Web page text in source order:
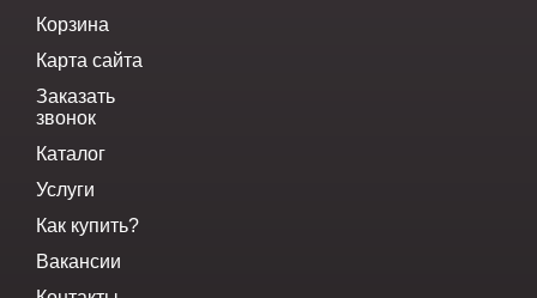
Корзина
Карта сайта
Заказать
звонок
Каталог
Услуги
Как купить?
Вакансии